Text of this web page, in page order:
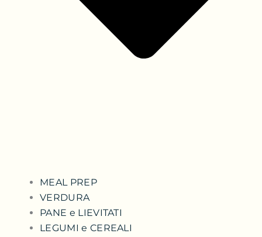
MEAL PREP
VERDURA
PANE e LIEVITATI
LEGUMI e CEREALI